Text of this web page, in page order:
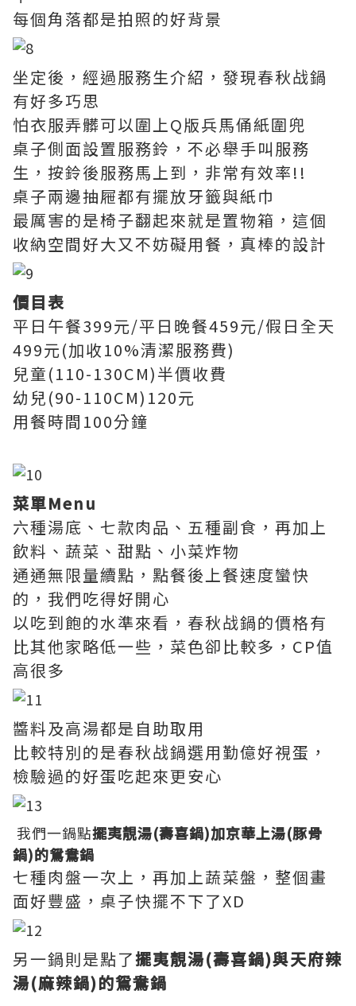
每個角落都是拍照的好背景
坐定後，經過服務生介紹，發現春秋战鍋
有好多巧思
怕衣服弄髒可以圍上Q版兵馬俑紙圍兜
桌子側面設置服務鈴，不必舉手叫服務
生，按鈴後服務馬上到，非常有效率!!
桌子兩邊抽屜都有擺放牙籤與紙巾
最厲害的是椅子翻起來就是置物箱，這個
收納空間好大又不妨礙用餐，真棒的設計
價目表
平日午餐399元/平日晚餐459元/假日全天
499元(加收10%清潔服務費)
兒童(110-130CM)半價收費
幼兒(90-110CM)120元
用餐時間100分鐘
菜單Menu
六種湯底、七款肉品、五種副食，再加上
飲料、蔬菜、甜點、小菜炸物
通通無限量續點，點餐後上餐速度蠻快
的，我們吃得好開心
以吃到飽的水準來看，春秋战鍋的價格有
比其他家略低一些，菜色卻比較多，CP值
高很多
醬料及高湯都是自助取用
比較特別的是春秋战鍋選用勤億好視蛋，
檢驗過的好蛋吃起來更安心
我們一鍋點擺夷靚湯(壽喜鍋)加京華上湯(豚骨
鍋)的鴛鴦鍋
七種肉盤一次上，再加上蔬菜盤，整個畫
面好豐盛，桌子快擺不下了XD
另一鍋則是點了擺夷靚湯(壽喜鍋)與天府辣
湯(麻辣鍋)的鴛鴦鍋